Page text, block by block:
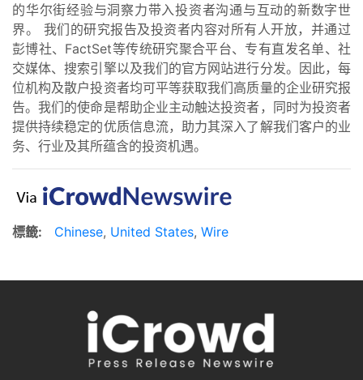
的华尔街经验与洞察力带入投资者沟通与互动的新数字世
界。 我们的研究报告及投资者内容对所有人开放，并通过
彭博社、FactSet等传统研究聚合平台、专有直发名单、社
交媒体、搜索引擎以及我们的官方网站进行分发。因此，每
位机构及散户投资者均可平等获取我们高质量的企业研究报
告。我们的使命是帮助企业主动触达投资者，同时为投资者
提供持续稳定的优质信息流，助力其深入了解我们客户的业
务、行业及其所蕴含的投资机遇。
標籤: Chinese, United States, Wire